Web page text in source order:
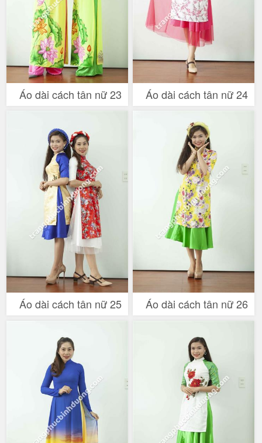
Áo dài cách tân nữ 23 Áo dài cách tân nữ 24
Áo dài cách tân nữ 25 Áo dài cách tân nữ 26